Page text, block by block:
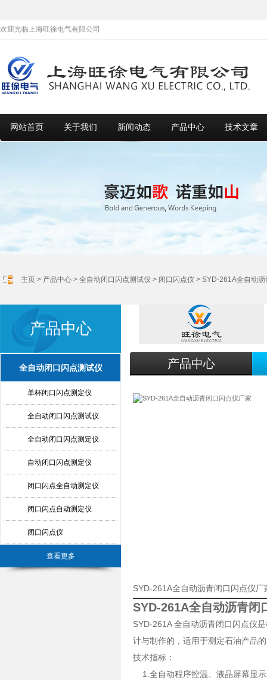
欢迎光临上海旺徐电气有限公司
网站首页 关于我们 新闻动态 产品中心 技术文章
主页 > 产品中心 > 全自动闭口闪点测试仪 > 闭口闪点仪 > SYD-261A全自动
产品中心
全自动闭口闪点测试仪
单杯闭口闪点测定仪
全自动闭口闪点测试仪
全自动闭口闪点测定仪
自动闭口闪点测定仪
闭口闪点全自动测定仪
闭口闪点自动测定仪
闭口闪点仪
查看更多
产品中心
SYD-261A全自动沥青闭口闪点仪厂
SYD-261A全自动沥青闭
SYD-261A 全自动沥青闭口闪点仪
计与制作的，适用于测定石油产品
技术指标：
1.全自动程序控温、液晶屏幕显